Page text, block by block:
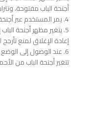
أجنحة الباب مفتوحة،
4. يمر المستخدم عبر أجنحة الباب.
5. يتغير مظهر أجنحة الباب إلى اللون الأحمر لأنها آمنة
إعادة الإغلاق لمنع تأرجح
6. عند الوصول إلى الوضع المغلق بالكامل، يظهر
تتغير أجنحة الباب من